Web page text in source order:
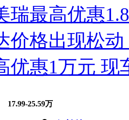
瑞最高优惠
价格出现松
优惠1万元 现
17.99-25.59万